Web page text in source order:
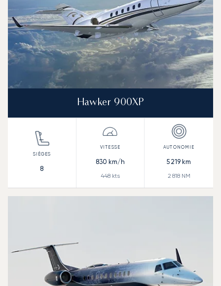
Hawker 900XP
8
830 km/h
448kts
5 219 km
2 818NM